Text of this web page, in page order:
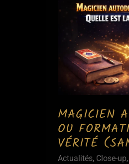
piéger
magie
Psychologie
cerveau
MAGICIEN
OU
VÉRITÉ
Actualités, Close-up,